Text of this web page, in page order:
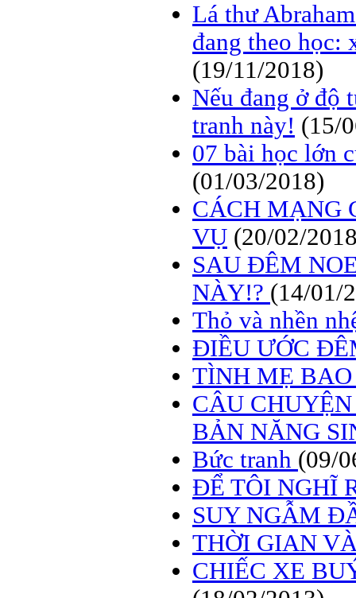
Lá thư
đang theo học:
(19/11/2018)
Nếu đang ở độ
tranh này! (15/
07 bài học lớn
(01/03/2018)
CÁCH MẠNG
VỤ (20/02/
SAU ĐÊM
NÀY!? (14/01/
Thỏ và nhền
ĐIỀU ƯỚC
TÌNH MẸ
CÂU
BẢN NĂNG
Bức tranh (09/
ĐỂ TÔI NGHĨ
SUY NGẪM
THỜI GIAN
CHIẾC XE